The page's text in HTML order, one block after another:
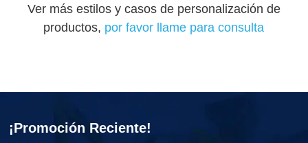
Ver más estilos y casos de personalización de
productos, por favor llame para consulta
¡Promoción Reciente!